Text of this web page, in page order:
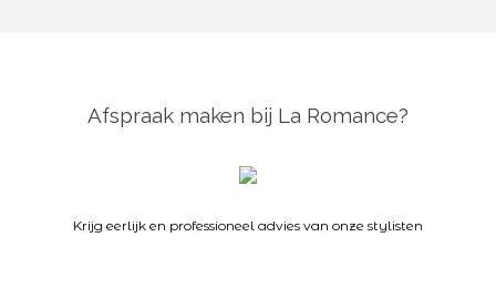
Afspraak maken bij La Romance?
Krijg eerlijk en professioneel advies van onze stylisten